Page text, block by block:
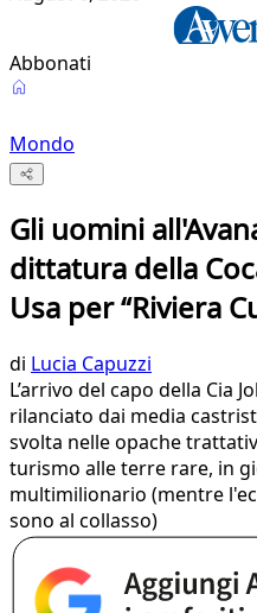
Abbonati
Mondo
Gli uomini
dittatura della
Usa per “Riviera
di Lucia Capuzzi
L’arrivo del capo della Cia
rilanciato dai media
svolta nelle opache
turismo alle terre rare, in
multimilionario (mentre
sono al collasso)